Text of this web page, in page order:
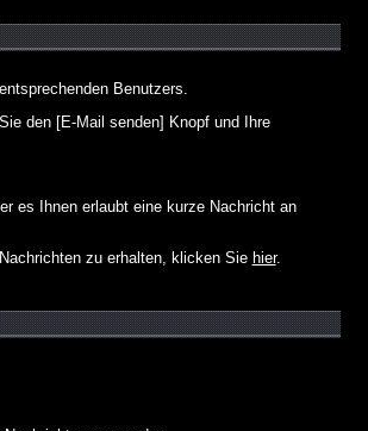
Benutzers.
den [E-Mail senden] Knopf und Ihre
es Ihnen erlaubt eine kurze Nachricht an
zu erhalten, klicken Sie hier.